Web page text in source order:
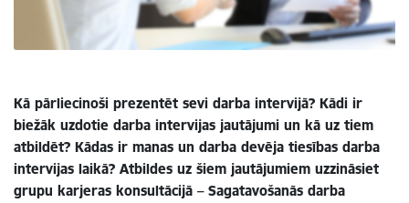
Kā pārliecinoši prezentēt sevi darba intervijā? Kādi ir
biežāk uzdotie darba intervijas jautājumi un kā uz tiem
atbildēt? Kādas ir manas un darba devēja tiesības darba
intervijas laikā? Atbildes uz šiem jautājumiem uzzināsiet
grupu karjeras konsultācijā – Sagatavošanās darba